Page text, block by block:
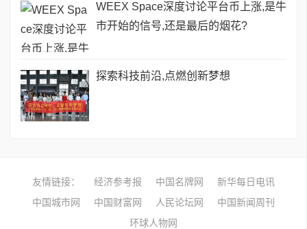
WEEX Space深度讨论平台币上涨,是牛
市开始的信号,还是最后的烟花?
探索科技前沿,点燃创新梦想
友情链接： 经济参考报 中国名牌网
新华每日电讯
中国城市网
中国财富网 人民论坛网
中国新闻周刊
环球人物网